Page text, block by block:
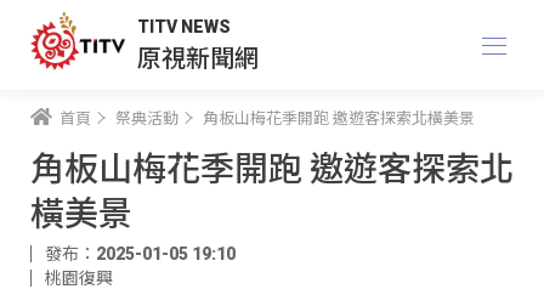
TITV NEWS
原視新聞網
首頁 祭典活動 角板山梅花季開跑 邀遊客探索北橫美景
角板山梅花季開跑 邀遊客探索北
橫美景
發布：2025-01-05 19:10
桃園復興